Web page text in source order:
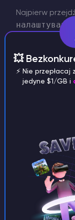
Najpierw
налаштування
.
serwera, aby
Po
kliknij przycisk
wykonanie
zrobić.
💥
⚡️ Nie
jedyne $1/GB i